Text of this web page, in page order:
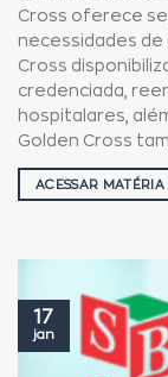
Cross oferece
necessidades
Cross
credenciada,
hospitalares,
Golden Cross
ACESSAR MATÉRIA
17
jan